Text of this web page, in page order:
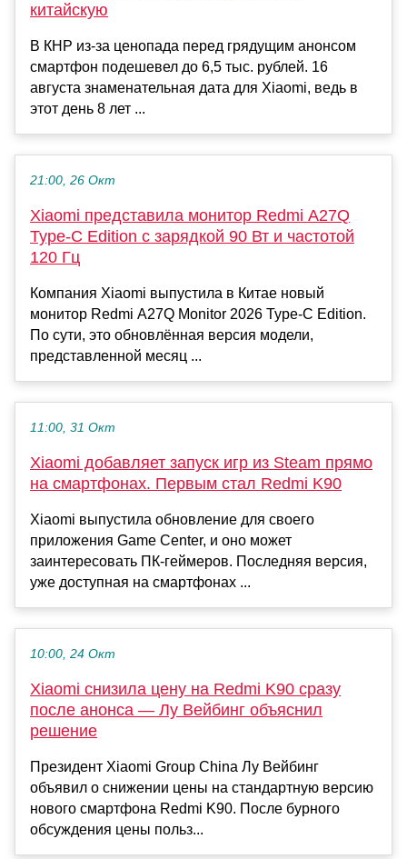
китайскую
В КНР из-за ценопада перед грядущим анонсом
смартфон подешевел до 6,5 тыс. рублей. 16
августа знаменательная дата для Xiaomi, ведь в
этот день 8 лет ...
21:00, 26 Окт
Xiaomi представила монитор Redmi A27Q
Type-C Edition с зарядкой 90 Вт и частотой
120 Гц
Компания Xiaomi выпустила в Китае новый
монитор Redmi A27Q Monitor 2026 Type-C Edition.
По сути, это обновлённая версия модели,
представленной месяц ...
11:00, 31 Окт
Xiaomi добавляет запуск игр из Steam прямо
на смартфонах. Первым стал Redmi K90
Xiaomi выпустила обновление для своего
приложения Game Center, и оно может
заинтересовать ПК-геймеров. Последняя версия,
уже доступная на смартфонах ...
10:00, 24 Окт
Xiaomi снизила цену на Redmi K90 сразу
после анонса — Лу Вейбинг объяснил
решение
Президент Xiaomi Group China Лу Вейбинг
объявил о снижении цены на стандартную версию
нового смартфона Redmi K90. После бурного
обсуждения цены польз...